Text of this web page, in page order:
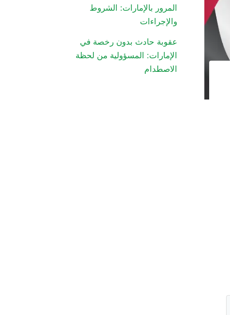
المرور بالإمارات: الشروط
والإجراءات
عقوبة حادث بدون رخصة في
الإمارات: المسؤولية من لحظة
الاصطدام